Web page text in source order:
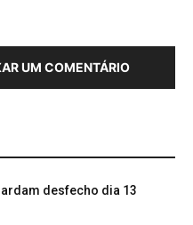
UM COMENTÁRIO
desfecho dia 13